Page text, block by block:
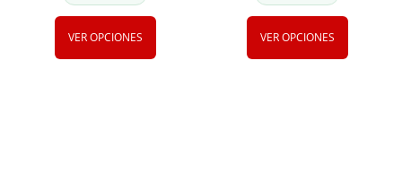
VER OPCIONES VER OPCIONES